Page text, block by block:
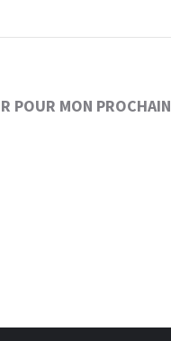
POUR MON PROCHAIN